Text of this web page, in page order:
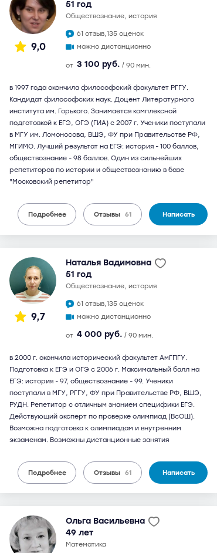
9,0
51 год
обществознание, история
61 отзыв,135 оценок
можно дистанционно
от 3 100 руб. / 90 мин.
в 1997 года окончила философский факультет РГГУ.
Кандидат философских наук. Доцент Литературного
института им. Горького. Занимается комплексной
подготовкой к ЕГЭ, ОГЭ (ГИА) с 2007 г. Ученики поступали
в МГУ им. Ломоносова, ВШЭ, ФУ при Правительстве РФ,
МГИМО. Лучший результат на ЕГЭ: история - 100 баллов,
обществознание - 98 баллов. Один из сильнейших
репетиторов по истории и обществознанию в базе
"Московский репетитор"
Подробнее Отзывы 61 Написать
9,7
Наталья Вадимовна
51 год
обществознание, история
61 отзыв,135 оценок
можно дистанционно
от 4 000 руб. / 90 мин.
в 2000 г. окончила исторический факультет АмГПГУ.
Подготовка к ЕГЭ и ОГЭ с 2006 г. Максимальный балл на
ЕГЭ: история - 97, обществознание - 99. Ученики
поступали в МГУ, РГГУ, ФУ при Правительстве РФ, ВШЭ,
РУДН. Репетитор с отличным знанием специфики ЕГЭ.
Действующий эксперт по проверке олимпиад (ВсОШ).
Возможна подготовка к олимпиадам и внутренним
экзаменам. Возможны дистанционные занятия
Подробнее Отзывы 61 Написать
Ольга Васильевна
49 лет
математика